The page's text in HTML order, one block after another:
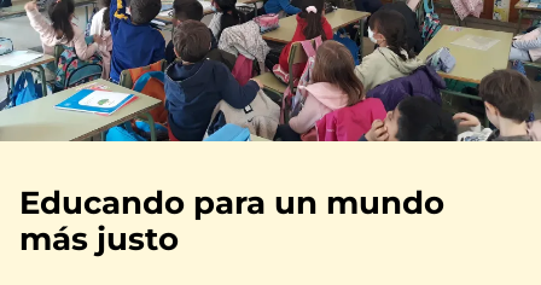
Educando para un mundo
más justo